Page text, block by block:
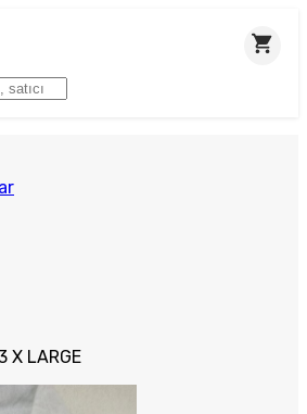
X LARGE